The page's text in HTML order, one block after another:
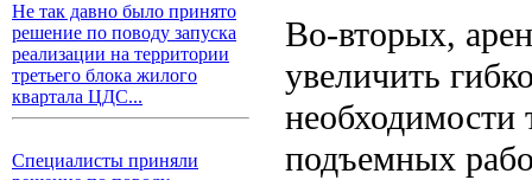
Не так давно было принято
решение по поводу запуска
реализации на территории
третьего блока жилого
квартала ЦДС...
Специалисты приняли
Во-вторых,
увеличить
необходимости
подъемных